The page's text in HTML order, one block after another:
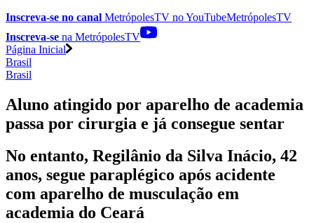
Inscreva-se no canal MetrópolesTV noYouTubeMetrópolesTV
Inscreva-se na MetrópolesTV
Página Inicial
Brasil
Brasil
Aluno atingido por aparelho de academia
passa por cirurgia e já consegue sentar
No entanto, Regilânio da Silva Inácio, 42
anos, segue paraplégico após acidente
com aparelho de musculação em
academia do Ceará